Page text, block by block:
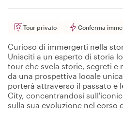
Tour privato Conferma
Curioso di immergerti nella
Unisciti a un esperto di storia
tour che svela storie, segreti e
da una prospettiva locale
porterà attraverso il passato e
City, concentrandosi
sulla sua evoluzione nel corso